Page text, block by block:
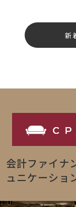
新
会計ファイナ
ュニケーショ